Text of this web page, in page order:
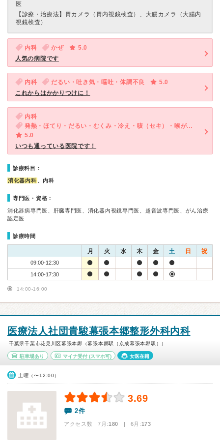
医
【診療・治療法】 胃カメラ（胃内視鏡検査）、大腸カメラ（大腸内
視鏡検査）
内科 かぜ
5.0
人気の病院です
内科 だるい・吐き気・嘔吐・体調不良
5.0
これからはかかりつけに！
内科
発熱・ほてり・だるい・むくみ・冷え・咳（セキ）・喉が痛い・体調不良・便秘
5.0
いつも通っている医院です！
診療科目：
消化器内科 、内科
専門医・資格：
消化器病専門医、肝臓専門医、消化器内視鏡専門医、超音波専門医、がん治療
認定医
診療時間
月 火 水 木 金 土 日 祝
09:00-12:30
14:00-17:30
14:00-16:00
医療法人社団貴駿幕張本郷整形外科内科
千葉県千葉市花見川区幕張本郷（幕張本郷駅（京成幕張本郷駅））
駐車場あり マイナ受付(スマホ可) 女医在籍
土曜（〜12:00）
3.69
2件
アクセス数 7月:180 | 6月:173